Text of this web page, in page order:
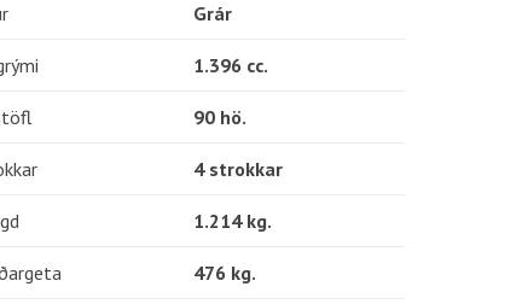
Grár
1.396 cc.
90 hö.
4 strokkar
1.214 kg.
476 kg.